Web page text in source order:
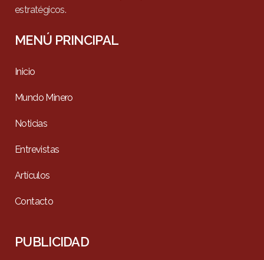
estratégicos.
MENÚ PRINCIPAL
Inicio
Mundo Minero
Noticias
Entrevistas
Artículos
Contacto
PUBLICIDAD